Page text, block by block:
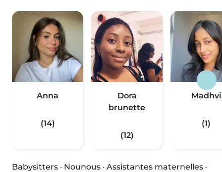
Anna
(14)
Dora
brunette
(12)
Madhvi
(1)
Babysitters · Nounous · Assistantes maternelles ·